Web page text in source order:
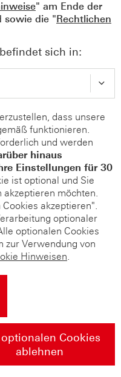
" am Ende der
sowie die "Rechtlichen
sich in:
dass unsere
funktionieren.
und werden
hinaus
Einstellungen für 30
ist optional und Sie
akzeptieren möchten.
akzeptieren".
optionaler
optionalen Cookies
zur Verwendung von
Hinweisen.
Cookies
ablehnen